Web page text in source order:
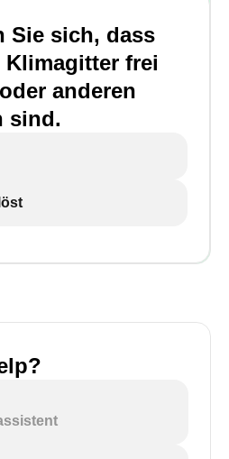
Sie sich, dass
frei
anderen
sind.